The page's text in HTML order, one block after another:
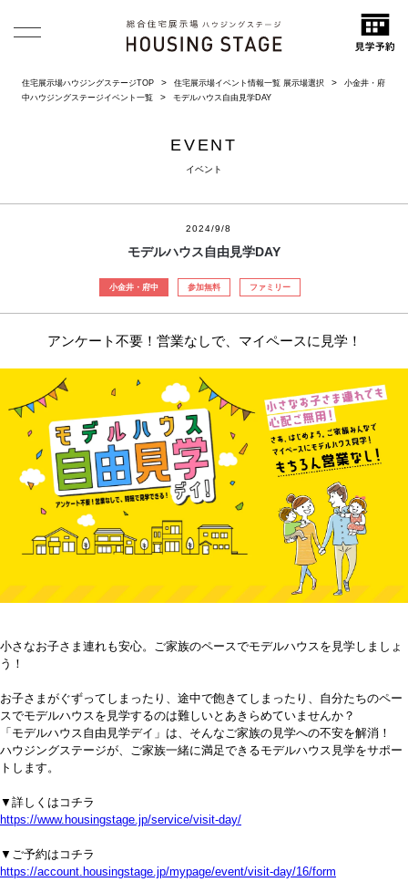
住宅展示場ハウジングステージTOP 住宅展示場イベント情報一覧 展示場選択
小金井・府
中ハウジングステージイベント一覧
モデルハウス自由見学DAY
EVENT
イベント
2024/9/8
モデルハウス自由見学DAY
小金井・府中 参加無料 ファミリー
アンケート不要！営業なしで、マイペースに見学！
小さなお子さま連れも安心。ご家族のペースでモデルハウスを見学しましょ
う！
お子さまがぐずってしまったり、途中で飽きてしまったり、自分たちのペー
スでモデルハウスを見学するのは難しいとあきらめていませんか？
「モデルハウス自由見学デイ」は、そんなご家族の見学への不安を解消！
ハウジングステージが、ご家族一緒に満足できるモデルハウス見学をサポー
トします。
▼詳しくはコチラ
https://www.housingstage.jp/service/visit-day/
▼ご予約はコチラ
https://account.housingstage.jp/mypage/event/visit-day/16/form